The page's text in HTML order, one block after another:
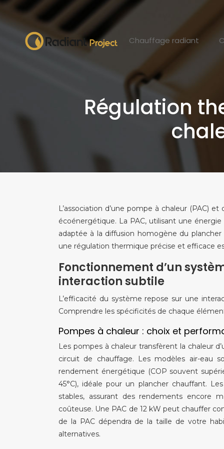
Chauffage radiant
Régulation
L’association d’une pompe à chaleur (PAC)
écoénergétique. La PAC, utilisant une
adaptée à la diffusion homogène du
une régulation thermique précise et efficace
Fonctionnement d’un
interaction subtile
L’efficacité du système repose sur une
Comprendre les spécificités de chaque
Pompes à chaleur : choix et
Les pompes à chaleur transfèrent la chaleur
circuit de chauffage. Les modèles air-eau
rendement énergétique (COP souvent
45°C), idéale pour un plancher chauffant.
stables, assurant des rendements encore
coûteuse. Une PAC de 12 kW peut chauffer
de la PAC dépendra de la taille de votre
alternatives.